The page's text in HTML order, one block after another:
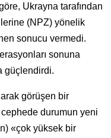
Ukrayna tarafından
(NPZ) yönelik
sonucu vermedi.
sonuna
güçlendirdi.
görüşen bir
durumun yeni
«çok yüksek bir